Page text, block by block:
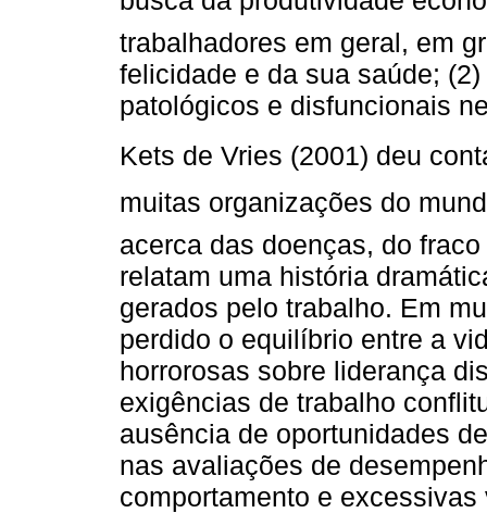
trabalhadores em geral, em
felicidade e da sua saúde;
patológicos e disfuncionais
Kets de Vries (2001) deu
muitas organizações do
acerca das doenças, do
relatam uma história
gerados pelo trabalho. Em
perdido o equilíbrio entre a
horrorosas sobre liderança
exigências de trabalho
ausência de oportunidades
nas avaliações de
comportamento e